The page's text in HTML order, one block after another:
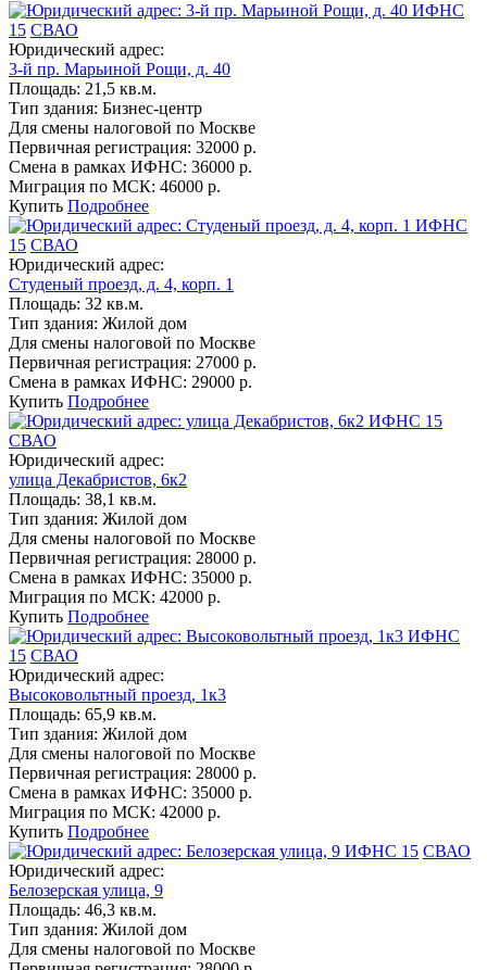
ИФНС
15 СВАО
Юридический адрес:
3-й пр. Марьиной Рощи, д. 40
Площадь: 21,5 кв.м.
Тип здания: Бизнес-центр
Для смены налоговой по Москве
Первичная регистрация: 32000 р.
Смена в рамках ИФНС: 36000 р.
Миграция по МСК: 46000 р.
Купить Подробнее
ИФНС
15 СВАО
Юридический адрес:
Студеный проезд, д. 4, корп. 1
Площадь: 32 кв.м.
Тип здания: Жилой дом
Для смены налоговой по Москве
Первичная регистрация: 27000 р.
Смена в рамках ИФНС: 29000 р.
Купить Подробнее
ИФНС 15
СВАО
Юридический адрес:
улица Декабристов, 6к2
Площадь: 38,1 кв.м.
Тип здания: Жилой дом
Для смены налоговой по Москве
Первичная регистрация: 28000 р.
Смена в рамках ИФНС: 35000 р.
Миграция по МСК: 42000 р.
Купить Подробнее
ИФНС
15 СВАО
Юридический адрес:
Высоковольтный проезд, 1к3
Площадь: 65,9 кв.м.
Тип здания: Жилой дом
Для смены налоговой по Москве
Первичная регистрация: 28000 р.
Смена в рамках ИФНС: 35000 р.
Миграция по МСК: 42000 р.
Купить Подробнее
ИФНС 15 СВАО
Юридический адрес:
Белозерская улица, 9
Площадь: 46,3 кв.м.
Тип здания: Жилой дом
Для смены налоговой по Москве